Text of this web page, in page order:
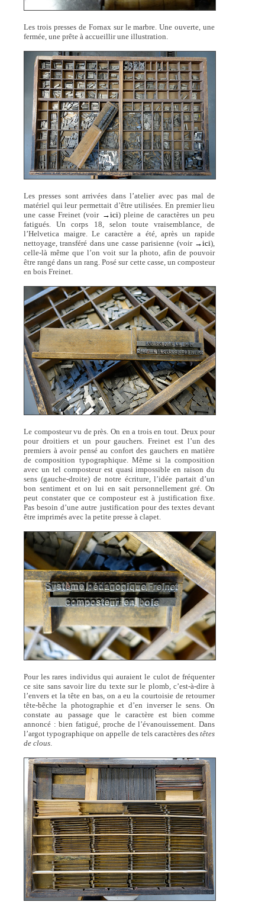
Les trois presses de Fornax sur le marbre. Une ouverte, une
fermée, une prête à accueillir une illustration.
Les presses sont arrivées dans l’atelier avec pas mal de
matériel qui leur permettait d’être utilisées. En premier lieu
une casse Freinet (voir →ici) pleine de caractères un peu
fatigués. Un corps 18, selon toute vraisemblance, de
l’Helvetica maigre. Le caractère a été, après un rapide
nettoyage, transféré dans une casse parisienne (voir →ici),
celle-là même que l’on voit sur la photo, afin de pouvoir
être rangé dans un rang. Posé sur cette casse, un composteur
en bois Freinet.
Le composteur vu de près. On en a trois en tout. Deux pour
pour droitiers et un pour gauchers. Freinet est l’un des
premiers à avoir pensé au confort des gauchers en matière
de composition typographique. Même si la composition
avec un tel composteur est quasi impossible en raison du
sens (gauche-droite) de notre écriture, l’idée partait d’un
bon sentiment et on lui en sait personnellement gré. On
peut constater que ce composteur est à justification fixe.
Pas besoin d’une autre justification pour des textes devant
être imprimés avec la petite presse à clapet.
Pour les rares individus qui auraient le culot de fréquenter
ce site sans savoir lire du texte sur le plomb, c’est-à-dire à
l’envers et la tête en bas, on a eu la courtoisie de retourner
tête-bêche la photographie et d’en inverser le sens. On
constate au passage que le caractère est bien comme
annoncé : bien fatigué, proche de l’évanouissement. Dans
l’argot typographique on appelle de tels caractères destêtes
de clous.